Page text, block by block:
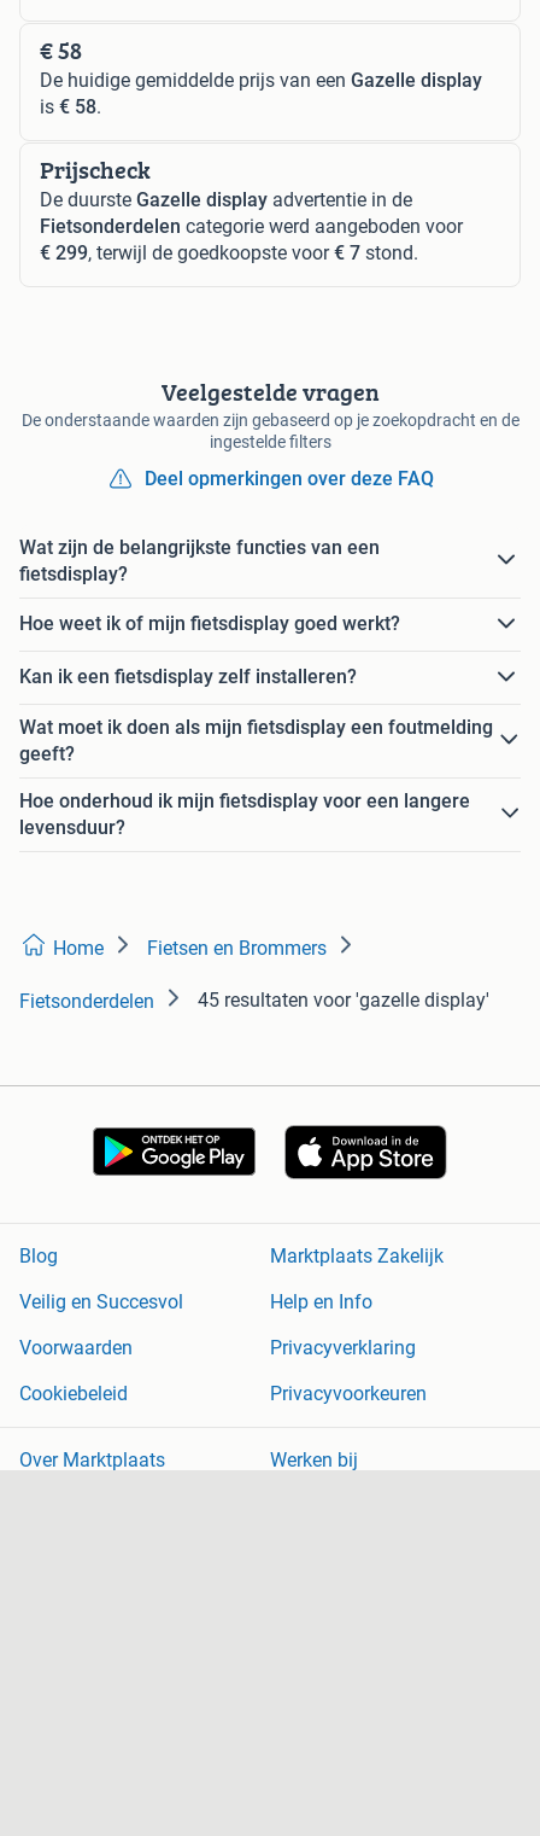
€ 58
De huidige gemiddelde prijs van een Gazelle display
is € 58.
Prijscheck
De duurste Gazelle display advertentie in de
Fietsonderdelen categorie werd aangeboden voor
€ 299, terwijl de goedkoopste voor€ 7 stond.
Veelgestelde vragen
De onderstaande waarden zijn gebaseerd op je zoekopdracht en de
ingestelde filters
Deel opmerkingen over deze FAQ
Wat zijn de belangrijkste functies van een
fietsdisplay?
Hoe weet ik of mijn fietsdisplay goed werkt?
Kan ik een fietsdisplay zelf installeren?
Wat moet ik doen als mijn fietsdisplay een foutmelding
geeft?
Hoe onderhoud ik mijn fietsdisplay voor een langere
levensduur?
Home Fietsen en Brommers
Fietsonderdelen 45 resultaten voor 'gazelle display'
Blog
Marktplaats Zakelijk
Veilig en Succesvol
Help en Info
Voorwaarden
Privacyverklaring
Cookiebeleid
Privacyvoorkeuren
Over Marktplaats
Werken bij